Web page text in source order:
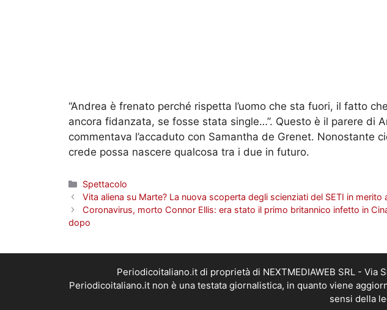
“Andrea è frenato perché rispetta l’uomo che sta fuori, il fatto
ancora fidanzata, se fosse stata single…”. Questo è il parere di
commentava l’accaduto con Samantha de Grenet. Nonostante
crede possa nascere qualcosa tra i due in futuro.
Categorie
Spettacolo
Vita aliena su Marte? La nuova scoperta degli scienziati del SETI in merito
Coronavirus, morto Connor Ellis: era stato il primo britannico infetto in
dopo
Periodicoitaliano.it di proprietà di NEXTMEDIAWEB SRL - Via
Periodicoitaliano.it non è una testata giornalistica, in quanto viene
sensi della